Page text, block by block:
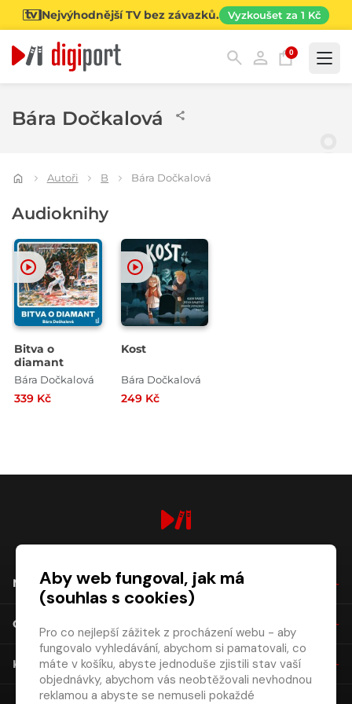
Nejvýhodnější TV bez závazků. Vyzkoušet za 1 Kč
0
Bára Dočkalová
Autoři B Bára Dočkalová
Audioknihy
Bitva o
diamant
Bára Dočkalová
339 Kč
Kost
Bára Dočkalová
249 Kč
NÁKUP
O SPOLEČNOSTI
KONTAKT
Aby web fungoval, jak má
(souhlas s cookies)
Pro co nejlepší zážitek z procházení webu - aby
fungovalo vyhledávání, abychom si pamatovali, co
máte v košíku, abyste jednoduše zjistili stav vaší
objednávky, abychom vás neobtěžovali nevhodnou
reklamou a abyste se nemuseli pokaždé